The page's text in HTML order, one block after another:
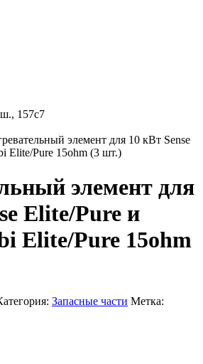
157с7
элемент для 10 кВт Sense
Elite/Pure 15ohm (3 шт.)
элемент для
Elite/Pure и
Elite/Pure 15ohm
Запасные части Метка: